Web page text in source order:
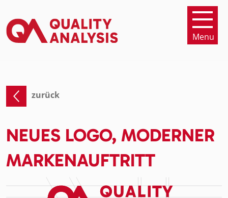
zurück
NEUES LOGO, MODERNER
MARKENAUFTRITT
Menu